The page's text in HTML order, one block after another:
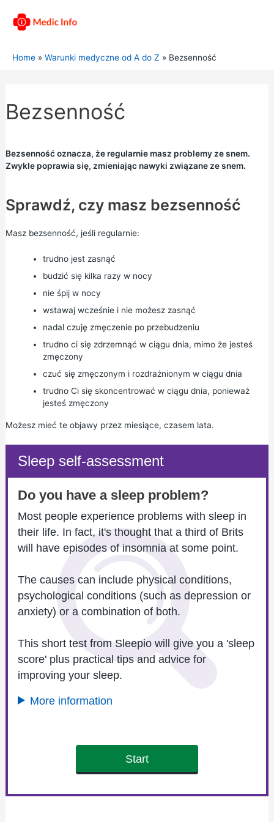
Home Warunki medyczne od A do Z Bezsenność
Bezsenność
Bezsenność oznacza, że regularnie masz problemy ze snem.
Zwykle poprawia się, zmieniając nawyki związane ze snem.
Sprawdź, czy masz bezsenność
Masz bezsenność, jeśli regularnie:
trudno jest zasnąć
budzić się kilka razy w nocy
nie śpij w nocy
wstawaj wcześnie i nie możesz zasnąć
nadal czuję zmęczenie po przebudzeniu
trudno ci się zdrzemnąć w ciągu dnia, mimo że jesteś
zmęczony
czuć się zmęczonym i rozdrażnionym w ciągu dnia
trudno Ci się skoncentrować w ciągu dnia, ponieważ
jesteś zmęczony
Możesz mieć te objawy przez miesiące, czasem lata.
Start
Do you have a sleep problem?
Most people experience problems with sleep in
their life. In fact, it's thought that a third of Brits
will have episodes of insomnia at some point.
The causes can include physical conditions,
psychological conditions (such as depression or
anxiety) or a combination of both.
This short test from Sleepio will give you a 'sleep
score' plus practical tips and advice for
improving your sleep.
More information
Sleep self-assessment